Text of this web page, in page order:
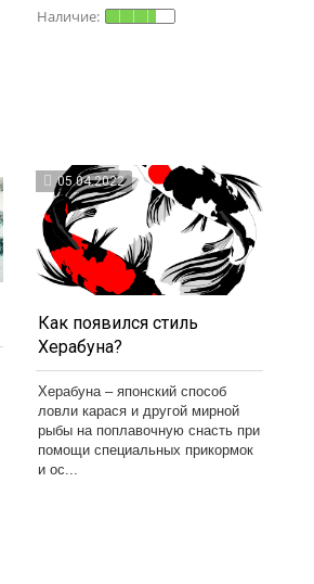
05.04.2022
Как появился стиль
Херабуна?
Херабуна – японский способ
ловли карася и другой мирной
рыбы на поплавочную снасть при
помощи специальных прикормок
и ос...